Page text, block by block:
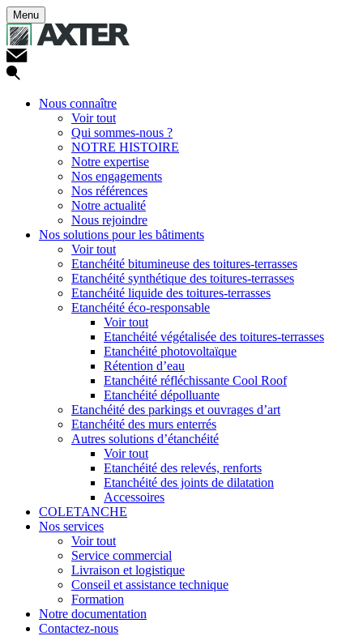
Menu
Nous connaître
Voir tout
Qui sommes-nous ?
NOTRE HISTOIRE
Notre expertise
Nos engagements
Nos références
Notre actualité
Nous rejoindre
Nos solutions pour les bâtiments
Voir tout
Etanchéité bitumineuse des toitures-terrasses
Etanchéité synthétique des toitures-terrasses
Etanchéité liquide des toitures-terrasses
Etanchéité éco-responsable
Voir tout
Etanchéité végétalisée des toitures-terrasses
Etanchéité photovoltaïque
Rétention d’eau
Etanchéité réfléchissante Cool Roof
Etanchéité dépolluante
Etanchéité des parkings et ouvrages d’art
Etanchéité des murs enterrés
Autres solutions d’étanchéité
Voir tout
Etanchéité des relevés, renforts
Etanchéité des joints de dilatation
Accessoires
COLETANCHE
Nos services
Voir tout
Service commercial
Livraison et logistique
Conseil et assistance technique
Formation
Notre documentation
Contactez-nous